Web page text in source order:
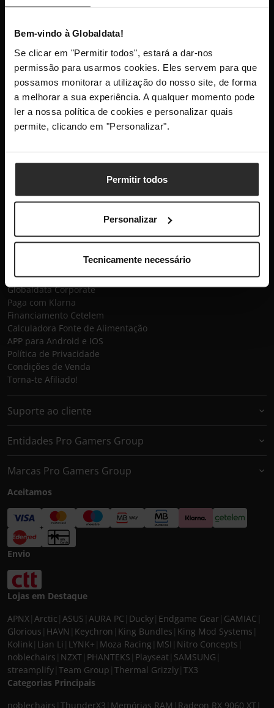
Bem-vindo à Globaldata!
Se clicar em "Permitir todos", estará a dar-nos
permissão para usarmos cookies. Eles servem para que
possamos monitorar a utilização do nosso site, de forma
a melhorar a sua experiência. A qualquer momento pode
ler a nossa política de cookies e personalizar quais
permite, clicando em "Personalizar".
Permitir todos
Personalizar
Tecnicamente necessário
Mantenha-me atualizado com as últimas
novidades, lançamentos de produtos e
promoções.
Este site está protegido pelo reCAPTCHA e aplica-se a
Globaldata
Sobre a Globaldata
Recrutamento
Globaldata Corporate
Paga com Klarna
Financiamento Cetelem
Calculadora Fonte de Alimentação
APP para Android e IOS
Política de Privacidade
Condições de Venda
Torna-te Afiliado!
Suporte ao cliente
Entidades Pro Gamers Group
Marcas Pro Gamers Group
Aceitamos
Envio
Lojas em Destaque
APNX Arctic ASUS AURA PC Ducky Endgame Gear GAMIAC
Glorious HAVN Keychron King Bundles King Mod Systems
Kolink Lian Li LYNK+ Moza Racing MSI Nitro Concepts
noblechairs NZXT PHANTEKS Playseat SAMSUNG
streamplify Team Group Thermal Grizzly TX3
Categorias Principais
noblechairs ThunderX3 Memórias RAM Radeon RX 9060 XT